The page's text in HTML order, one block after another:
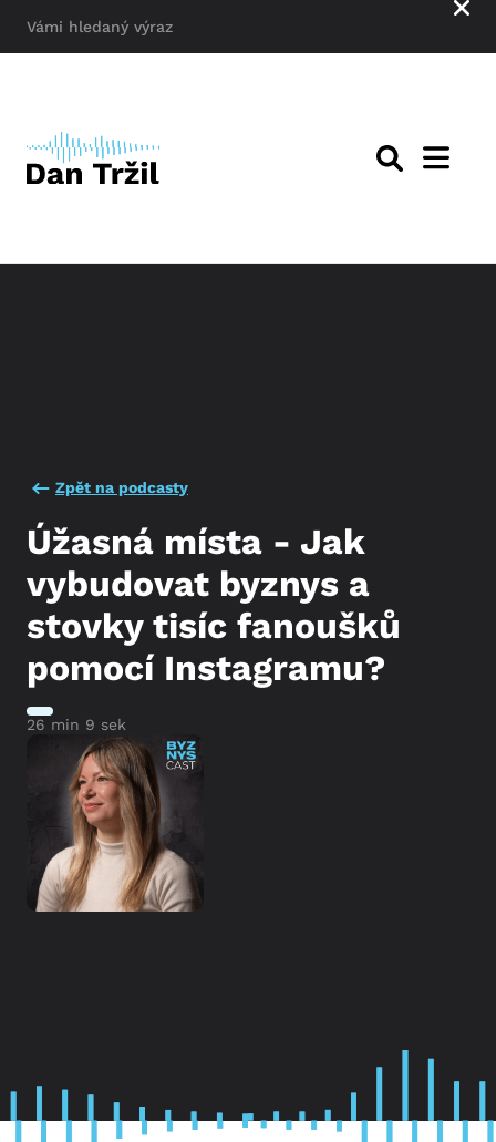
Zpět na podcasty
Úžasná místa - Jak
vybudovat byznys a
stovky tisíc fanoušků
pomocí Instagramu?
26 min 9 sek